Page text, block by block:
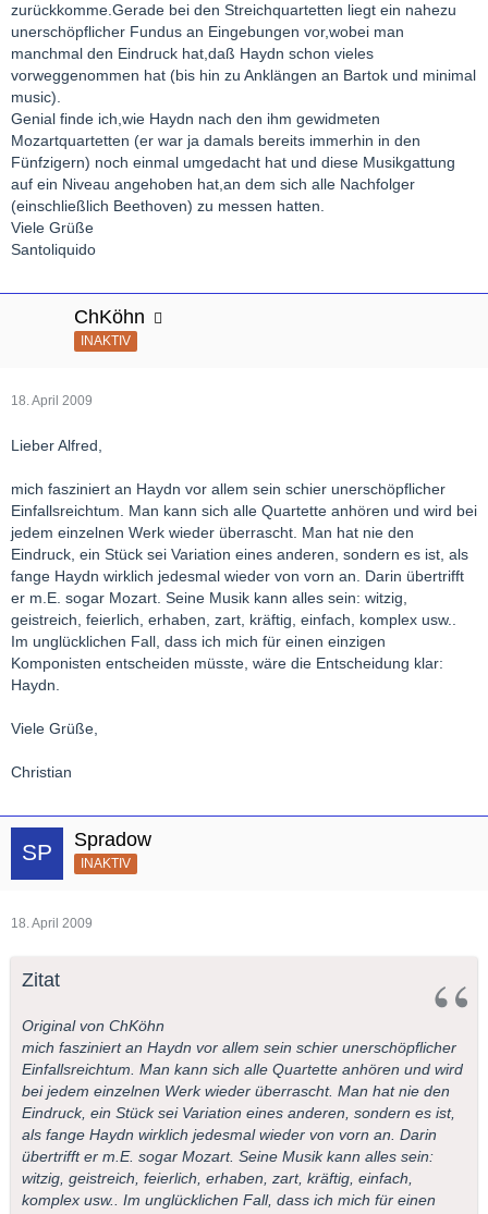
zurückkomme.Gerade bei den Streichquartetten liegt ein nahezu
unerschöpflicher Fundus an Eingebungen vor,wobei man
manchmal den Eindruck hat,daß Haydn schon vieles
vorweggenommen hat (bis hin zu Anklängen an Bartok und minimal
music).
Genial finde ich,wie Haydn nach den ihm gewidmeten
Mozartquartetten (er war ja damals bereits immerhin in den
Fünfzigern) noch einmal umgedacht hat und diese Musikgattung
auf ein Niveau angehoben hat,an dem sich alle Nachfolger
(einschließlich Beethoven) zu messen hatten.
Viele Grüße
Santoliquido
ChKöhn
INAKTIV
18. April 2009
Lieber Alfred,
mich fasziniert an Haydn vor allem sein schier unerschöpflicher
Einfallsreichtum. Man kann sich alle Quartette anhören und wird bei
jedem einzelnen Werk wieder überrascht. Man hat nie den
Eindruck, ein Stück sei Variation eines anderen, sondern es ist, als
fange Haydn wirklich jedesmal wieder von vorn an. Darin übertrifft
er m.E. sogar Mozart. Seine Musik kann alles sein: witzig,
geistreich, feierlich, erhaben, zart, kräftig, einfach, komplex usw..
Im unglücklichen Fall, dass ich mich für einen einzigen
Komponisten entscheiden müsste, wäre die Entscheidung klar:
Haydn.
Viele Grüße,
Christian
Spradow
INAKTIV
18. April 2009
Zitat
Original von ChKöhn
mich fasziniert an Haydn vor allem sein schier unerschöpflicher
Einfallsreichtum. Man kann sich alle Quartette anhören und wird
bei jedem einzelnen Werk wieder überrascht. Man hat nie den
Eindruck, ein Stück sei Variation eines anderen, sondern es ist,
als fange Haydn wirklich jedesmal wieder von vorn an. Darin
übertrifft er m.E. sogar Mozart. Seine Musik kann alles sein:
witzig, geistreich, feierlich, erhaben, zart, kräftig, einfach,
komplex usw.. Im unglücklichen Fall, dass ich mich für einen